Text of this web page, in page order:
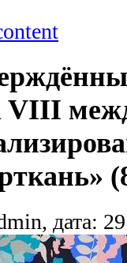
VIII
дата: